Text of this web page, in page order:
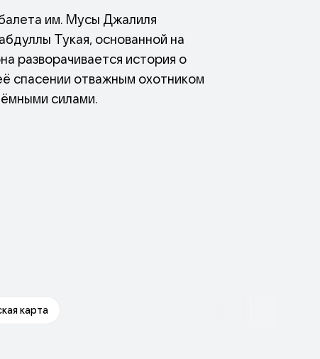
им. Мусы Джалиля
Тукая, основанной на
разворачивается история о
спасении отважным охотником
силами.
карта